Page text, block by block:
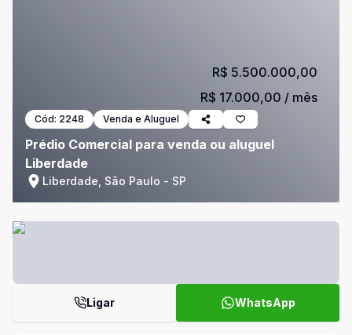
Cód: 2248 Venda e Aluguel
Prédio Comercial para venda ou aluguel
Liberdade
Liberdade, São Paulo - SP
R$ 5.500.000,00
R$ 17.000,00 / mês
Ligar WhatsApp